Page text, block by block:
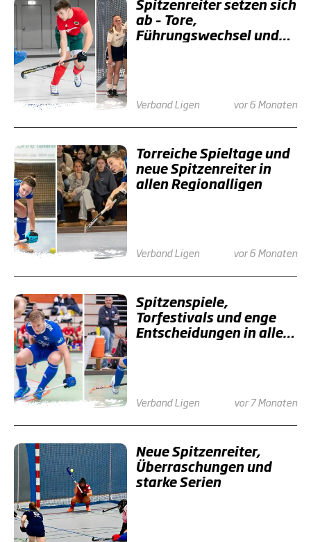
Spitzenreiter setzen sich
ab – Tore,
Führungswechsel und
VerbandLigen vor 6 Monaten
Torreiche Spieltage und
neue Spitzenreiter in
allen Regionalligen
VerbandLigen vor 6 Monaten
Spitzenspiele,
Torfestivals und enge
Entscheidungen in allen
VerbandLigen vor 7 Monaten
Neue Spitzenreiter,
Überraschungen und
starke Serien